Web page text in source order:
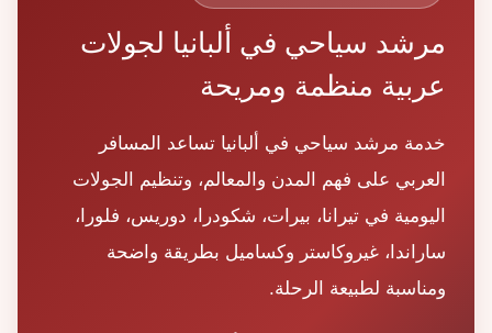
مرشد سياحي في ألبانيا لجولات
عربية منظمة ومريحة
خدمة مرشد سياحي في ألبانيا تساعد المسافر
العربي على فهم المدن والمعالم، وتنظيم الجولات
اليومية في تيرانا، بيرات، شكودرا، دوريس، فلورا،
ساراندا، غيروكاستر وكساميل بطريقة واضحة
ومناسبة لطبيعة الرحلة.